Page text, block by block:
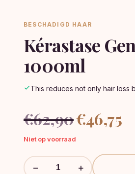
BESCHADIGD HAAR
Kérastase
1000ml
This reduces not only hair loss
€62,90
Oorspronkelijke
prijs
€46,75
Niet op voorraad
− +